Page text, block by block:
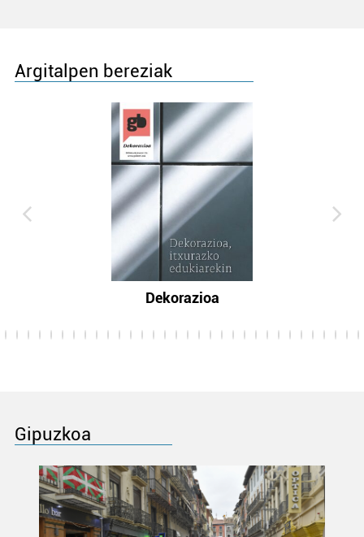
Argitalpen bereziak
Dekorazioa
Gipuzkoa